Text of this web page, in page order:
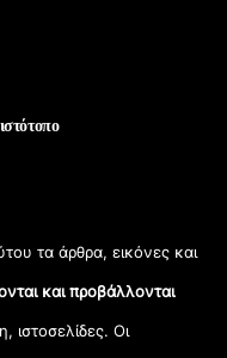
τα άρθρα, εικόνες και
και προβάλλονται
ιστοσελίδες. Οι